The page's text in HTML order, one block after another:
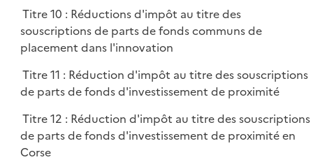
i
e
r
Titre 10 : Réductions d'impôt au titre des
souscriptions de parts de fonds communs de
placement dans l'innovation
Titre 11 : Réduction d'impôt au titre des souscriptions
de parts de fonds d'investissement de proximité
Titre 12 : Réduction d'impôt au titre des souscriptions
de parts de fonds d'investissement de proximité en
Corse